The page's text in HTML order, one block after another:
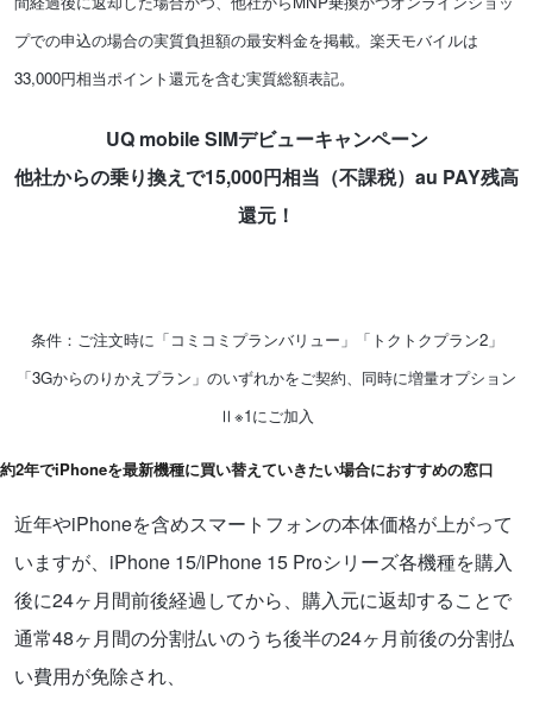
プでの申込の場合の実質負担額の最安料金を掲載。楽天モバイルは
33,000円相当ポイント還元を含む実質総額表記。
UQ mobile SIMデビューキャンペーン
他社からの乗り換えで15,000円相当（不課税）au PAY残高
還元！
条件：ご注文時に「コミコミプランバリュー」「トクトクプラン2」
「3Gからのりかえプラン」のいずれかをご契約、同時に増量オプション
Ⅱ※1にご加入
約2年でiPhoneを最新機種に買い替えていきたい場合におすすめの窓口
近年やiPhoneを含めスマートフォンの本体価格が上がって
いますが、iPhone 15/iPhone 15 Proシリーズ各機種を購入
後に24ヶ月間前後経過してから、購入元に返却することで
通常48ヶ月間の分割払いのうち後半の24ヶ月前後の分割払
い費用が免除され、